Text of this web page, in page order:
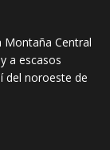
Montaña Central
a escasos
del noroeste de